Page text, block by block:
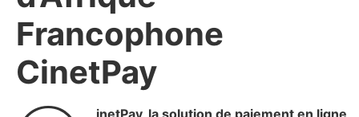
Francophone
CinetPay